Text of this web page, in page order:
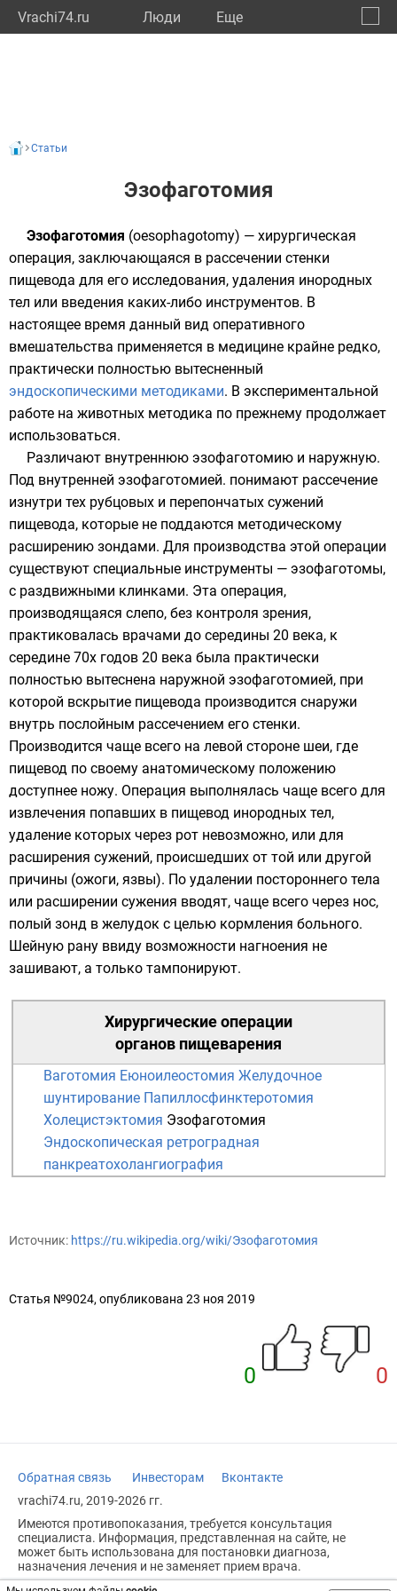
Vrachi74.ru Люди Eще
Статьи
Эзофаготомия
Эзофаготомия (oesophagotomy) — хирургическая
операция, заключающаяся в рассечении стенки
пищевода для его исследования, удаления инородных
тел или введения каких-либо инструментов. В
настоящее время данный вид оперативного
вмешательства применяется в медицине крайне редко,
практически полностью вытесненный
эндоскопическими методиками. В экспериментальной
работе на животных методика по прежнему продолжает
использоваться.
Различают внутреннюю эзофаготомию и наружную.
Под внутренней эзофаготомией. понимают рассечение
изнутри тех рубцовых и перепончатых сужений
пищевода, которые не поддаются методическому
расширению зондами. Для производства этой операции
существуют специальные инструменты — эзофаготомы,
с раздвижными клинками. Эта операция,
производящаяся слепо, без контроля зрения,
практиковалась врачами до середины 20 века, к
середине 70х годов 20 века была практически
полностью вытеснена наружной эзофаготомией, при
которой вскрытие пищевода производится снаружи
внутрь послойным рассечением его стенки.
Производится чаще всего на левой стороне шеи, где
пищевод по своему анатомическому положению
доступнее ножу. Операция выполнялась чаще всего для
извлечения попавших в пищевод инородных тел,
удаление которых через рот невозможно, или для
расширения сужений, происшедших от той или другой
причины (ожоги, язвы). По удалении постороннего тела
или расширении сужения вводят, чаще всего через нос,
полый зонд в желудок с целью кормления больного.
Шейную рану ввиду возможности нагноения не
зашивают, а только тампонируют.
Хирургические операции
органов пищеварения
Ваготомия Еюноилеостомия Желудочное
шунтирование Папиллосфинктеротомия
Холецистэктомия Эзофаготомия
Эндоскопическая ретроградная
панкреатохолангиография
Источник: https://ru.wikipedia.org/wiki/Эзофаготомия
Статья №9024, опубликована 23 ноя 2019
0 0
Обратная связь Инвесторам
Вконтакте
vrachi74.ru, 2019-2026 гг.
Имеются противопоказания, требуется консультация
специалиста. Информация, представленная на сайте, не
может быть использована для постановки диагноза,
назначения лечения и не заменяет прием врача.